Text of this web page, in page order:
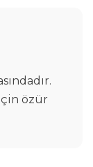
özür